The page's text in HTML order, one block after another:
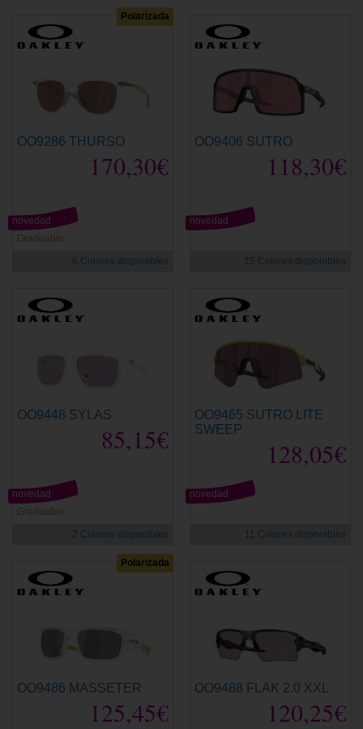
Polarizada
OO9286 THURSO
170,30€
Graduable
novedad
6 Colores disponibles
OO9406 SUTRO
118,30€
novedad
15 Colores disponibles
OO9448 SYLAS
85,15€
Graduable
novedad
2 Colores disponibles
OO9465 SUTRO LITE
SWEEP
128,05€
novedad
11 Colores disponibles
Polarizada
OO9486 MASSETER
125,45€
OO9488 FLAK 2.0 XXL
120,25€